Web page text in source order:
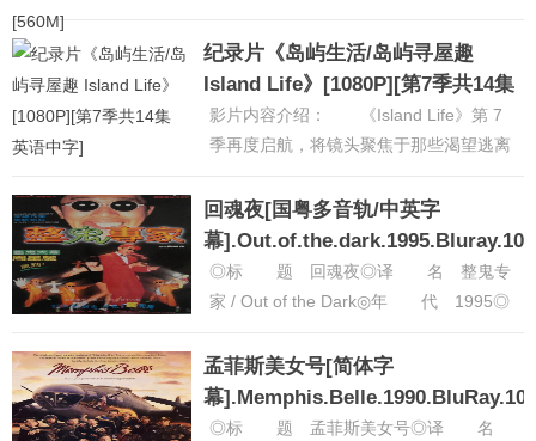
映时间：...... [详细]
纪录片《岛屿生活/岛屿寻屋趣
Island Life》[1080P][第7季共14集
英语中字]
影片内容介绍： 《Island Life》第 7
季再度启航，将镜头聚焦于那些渴望逃离
带观众领略充满魅...... [详细]
回魂夜[国粤多音轨/中英字
幕
高清
◎标 题 回魂夜◎译 名 整鬼专
家 / Out of the Dark◎年 代 1995◎
恐怖...... [详细]
孟菲斯美女号[简体字
幕
高清
◎标 题 孟菲斯美女号◎译 名